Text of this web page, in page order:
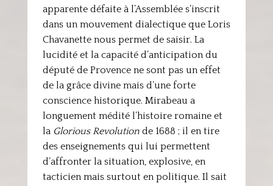
apparente défaite à l’Assemblée s’inscrit
dans un mouvement dialectique que Loris
Chavanette nous permet de saisir. La
lucidité et la capacité d’anticipation du
député de Provence ne sont pas un effet
de la grâce divine mais d’une forte
conscience historique. Mirabeau a
longuement médité l’histoire romaine et
la Glorious Revolutionde 1688 ; il en tire
des enseignements qui lui permettent
d’affronter la situation, explosive, en
tacticien mais surtout en politique. Il sait